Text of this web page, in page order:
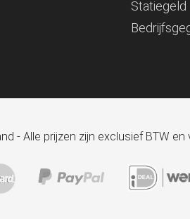
Statiegeld
- Alle prijzen zijn exclusief BTW